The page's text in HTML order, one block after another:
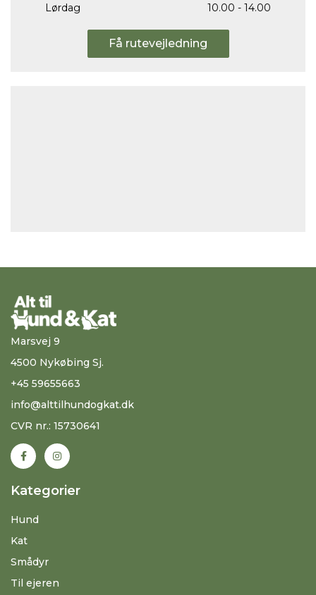
Lørdag
10.00 - 14.00
Få rutevejledning
Marsvej 9
4500 Nykøbing Sj.
+45 59655663
info@alttilhundogkat.dk
CVR nr.: 15730641
Kategorier
Hund
Kat
Smådyr
Til ejeren